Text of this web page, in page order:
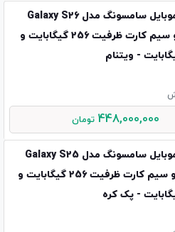
گوشی موبایل سامسونگ مدل Galaxy S26
Plus دو سیم کارت ظرفیت 256 گیگابایت و
448,000,000 تومان
گوشی موبایل سامسونگ مدل Galaxy S25
Ultra دو سیم کارت ظرفیت 256 گیگابایت و